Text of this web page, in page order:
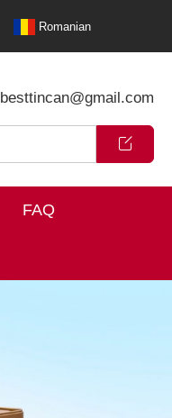
Romanian
besttincan@gmail.com
FAQ